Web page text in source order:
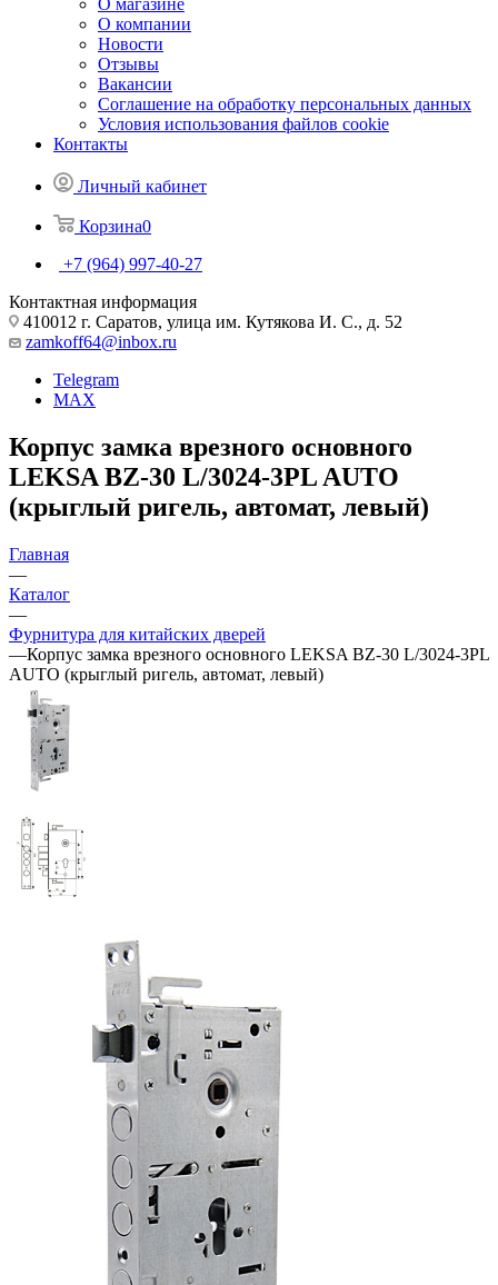
О магазине
О компании
Новости
Отзывы
Вакансии
Соглашение на обработку персональных данных
Условия использования файлов cookie
Контакты
Личный кабинет
Корзина0
+7 (964) 997-40-27
Контактная информация
410012 г. Саратов, улица им. Кутякова И. С., д. 52
zamkoff64@inbox.ru
Telegram
MAX
Корпус замка врезного основного
LEKSA BZ-30 L/3024-3PL AUTO
(крыглый ригель, автомат, левый)
Главная
—
Каталог
—
Фурнитура для китайских дверей
—Корпус замка врезного основного LEKSA BZ-30 L/3024-3PL
AUTO (крыглый ригель, автомат, левый)